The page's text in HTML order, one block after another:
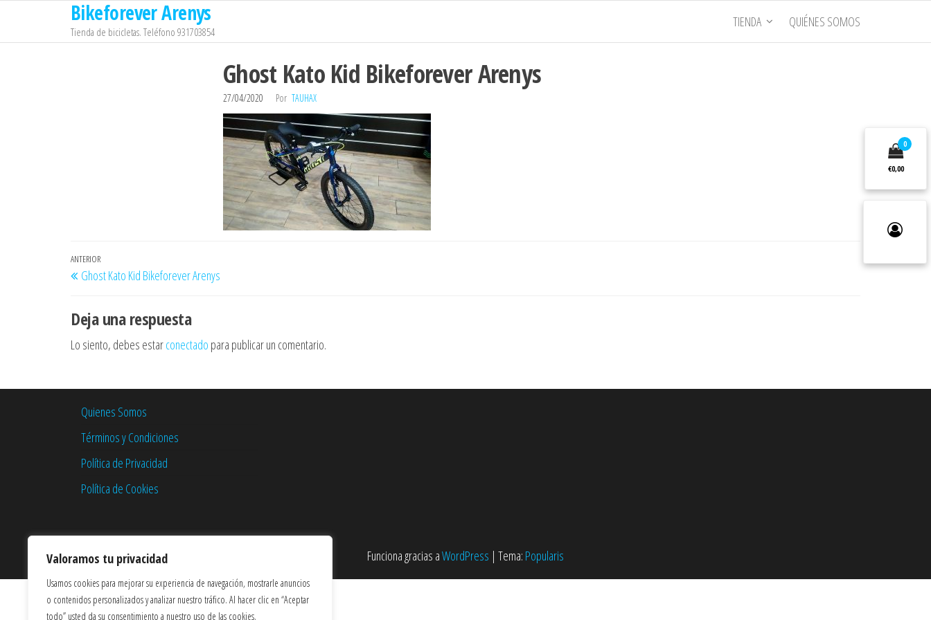
Valoramos tu privacidad
Usamos cookies para mejorar su experiencia de navegación, mostrarle anuncios
o contenidos personalizados y analizar nuestro tráfico. Al hacer clic en “Aceptar
todo” usted da su consentimiento a nuestro uso de las cookies.
contenido
Bikeforever Arenys
Tienda de bicicletas. Teléfono 931703854
TIENDA QUIÉNES SOMOS
Ghost Kato Kid Bikeforever Arenys
27/04/2020 Por TAUHAX
Navegación
de
entradas
Entrada
anterior
ANTERIOR
Ghost Kato Kid Bikeforever Arenys
Deja una respuesta
Lo siento, debes estarconectado para publicar un comentario.
Quienes Somos
Términos y Condiciones
Política de Privacidad
Política de Cookies
Funciona gracias aWordPress | Tema: Popularis
0
€0,00